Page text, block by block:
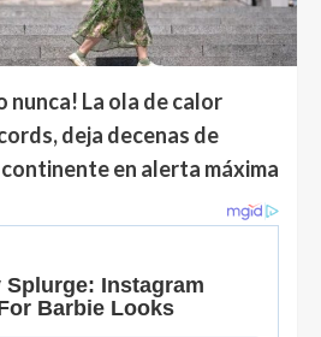
nunca! La ola de calor
deja decenas de
en alerta máxima